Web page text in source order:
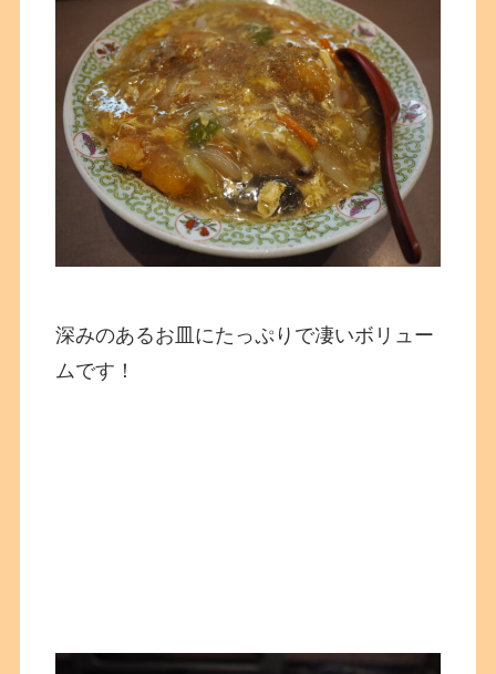
深みのあるお皿にたっぷりで凄いボリュー
ムです！